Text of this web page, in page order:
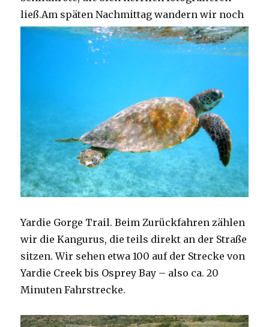
ließ.Am späten Nachmittag wandern wir noch
Yardie Gorge Trail. Beim Zurückfahren zählen
wir die Kangurus, die teils direkt an der Straße
sitzen. Wir sehen etwa 100 auf der Strecke von
Yardie Creek bis Osprey Bay – also ca. 20
Minuten Fahrstrecke.